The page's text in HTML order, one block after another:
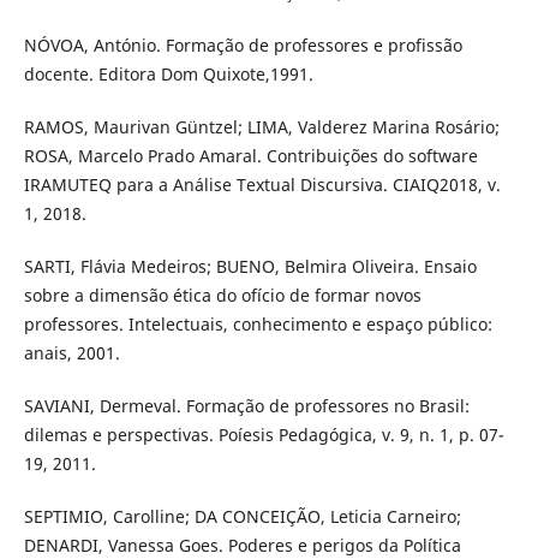
NÓVOA, António. Formação de professores e profissão
docente. Editora Dom Quixote,1991.
RAMOS, Maurivan Güntzel; LIMA, Valderez Marina Rosário;
ROSA, Marcelo Prado Amaral. Contribuições do software
IRAMUTEQ para a Análise Textual Discursiva. CIAIQ2018, v.
1, 2018.
SARTI, Flávia Medeiros; BUENO, Belmira Oliveira. Ensaio
sobre a dimensão ética do ofício de formar novos
professores. Intelectuais, conhecimento e espaço público:
anais, 2001.
SAVIANI, Dermeval. Formação de professores no Brasil:
dilemas e perspectivas. Poíesis Pedagógica, v. 9, n. 1, p. 07-
19, 2011.
SEPTIMIO, Carolline; DA CONCEIÇÃO, Leticia Carneiro;
DENARDI, Vanessa Goes. Poderes e perigos da Política